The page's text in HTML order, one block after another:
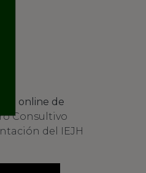
online de
Consultivo
del IEJH